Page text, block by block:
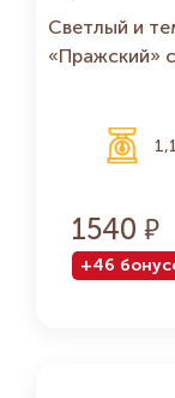
Светлый и
«Пражский»
1540
+46